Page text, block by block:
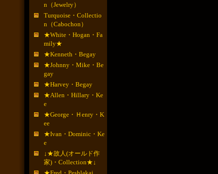
n（Jewelry）
Turquoise・Collectio
n（Cabochon）
★White・Hogan・Fa
mily★
★Kenneth・Begay
★Johnny・Mike・Be
gay
★Harvey・Begay
★Allen・Hillary・Ke
e
★George・Ｈenry・K
ee
★Ivan・Dominic・Ke
e
↓★故人(オールド作
家)・Collection★↓